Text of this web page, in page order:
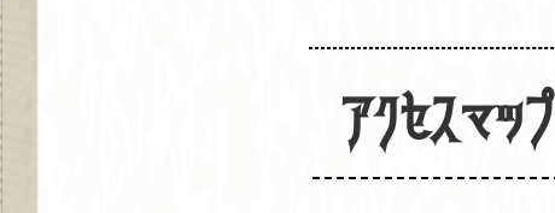
アクセスマップ